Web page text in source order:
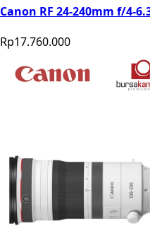
Canon RF 24-240mm f/4-
Rp17.760.000